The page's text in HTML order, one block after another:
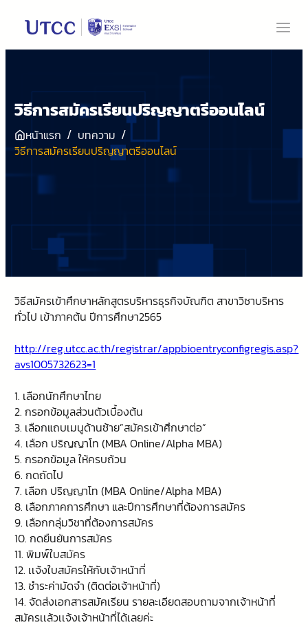
วิธีการสมัครเรียนปริญญาตรีออนไลน์
หน้าแรก / บทความ /
วิธีการสมัครเรียนปริญญาตรีออนไลน์
วิธีสมัครเข้าศึกษาหลักสูตรบริหารธุรกิจบัณฑิต สาขาวิชาบริหาร
ทั่วไป เข้าภาคต้น ปีการศึกษา2565
http://reg.utcc.ac.th/registrar/appbioentryconfigregis.asp?
avs1005732623=1
1. เลือกนักศึกษาไทย
2. กรอกข้อมูลส่วนตัวเบื้องต้น
3. เลือกแถบเมนูด้านซ้าย”สมัครเข้าศึกษาต่อ”
4. เลือก ปริญญาโท (MBA Online/Alpha MBA)
5. กรอกข้อมูล ให้ครบถ้วน
6. กดถัดไป
7. เลือก ปริญญาโท (MBA Online/Alpha MBA)
8. เลือกภาคการศึกษา และปีการศึกษาที่ต้องการสมัคร
9. เลือกกลุ่มวิชาที่ต้องการสมัคร
10. กดยืนยันการสมัคร
11. พิมพ์ใบสมัคร
12. เเจ้งใบสมัครให้กับเจ้าหน้าที่
13. ชำระค่ามัดจำ (ติดต่อเจ้าหน้าที่)
14. จัดส่งเอกสารสมัคเรียน รายละเอียดสอบถามจากเจ้าหน้าที่
สมัครเเล้วเเจ้งเจ้าหน้าที่ได้เลยค่ะ